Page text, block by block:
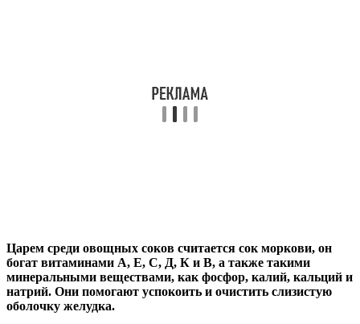
Царем среди овощных соков считается сок моркови, он
богат витаминами А, Е, С, Д, К и В, а также такими
минеральными веществами, как фосфор, калий, кальций и
натрий. Они помогают успокоить и очистить слизистую
оболочку желудка.